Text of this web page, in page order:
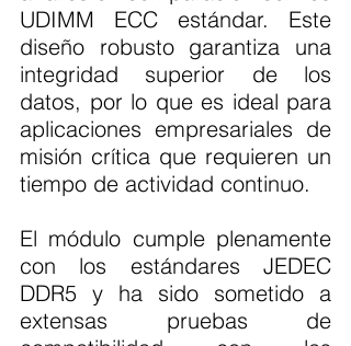
UDIMM ECC estándar. Este
diseño robusto garantiza una
integridad superior de los
datos, por lo que es ideal para
aplicaciones empresariales de
misión crítica que requieren un
tiempo de actividad continuo.
El módulo cumple plenamente
con los estándares JEDEC
DDR5 y ha sido sometido a
extensas pruebas de